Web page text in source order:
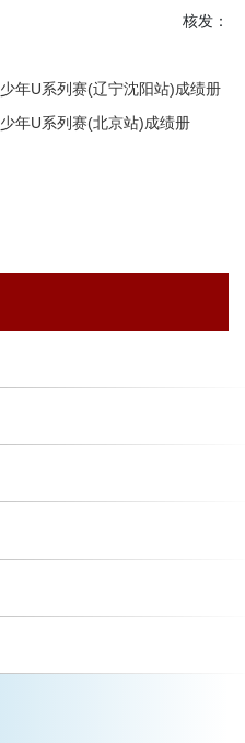
核发：
年U系列赛(辽宁沈阳站)成绩册
年U系列赛(北京站)成绩册